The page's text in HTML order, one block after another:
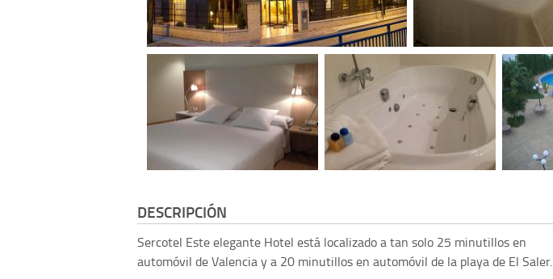
DESCRIPCIÓN
Sercotel Este elegante Hotel está localizado a tan solo 25 minutillos en
automóvil de Valencia y a 20 minutillos en automóvil de la playa de El Saler.